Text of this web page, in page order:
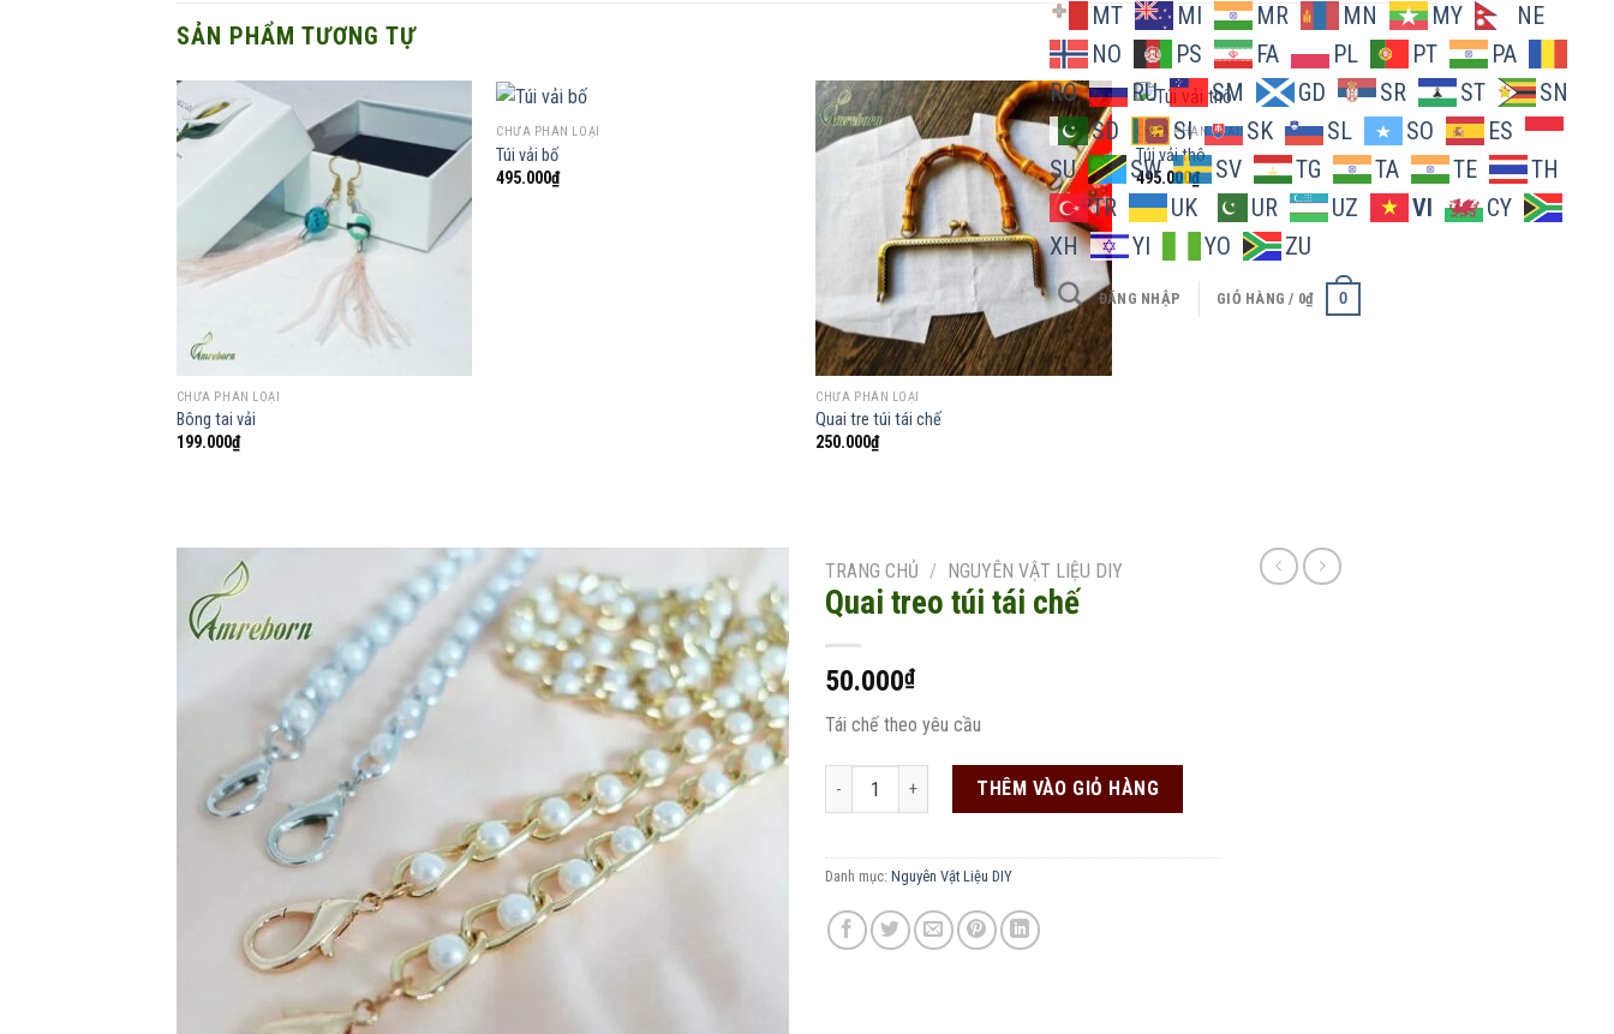
MT
MI MR MN MY
NE
NO
PS FA PL PT
PA
RO
RU SM GD SR ST
SN
SD
SI SK SL SO
ES
SU
SW SV TG TA TE
TH
TR
UK UR UZ VI
CY
XH
YI YO ZU
ĐĂNG NHẬP GIỎ HÀNG / 0₫ 0
SẢN PHẨM TƯƠNG TỰ
wishlist
CHƯA PHÂN LOẠI
Bông tai vải
199.000₫
CHƯA PHÂN LOẠI
Túi vải bố
495.000₫
Add to
wishlist
CHƯA PHÂN LOẠI
Quai tre túi tái chế
250.000₫
Add to
wishlist
CHƯA PHÂN LOẠI
Túi vải thô
495.000₫
Add to
wishlist
TRANG CHỦ / NGUYÊN VẬT LIỆU DIY
Quai treo túi tái chế
50.000₫
Tái chế theo yêu cầu
Quai treo túi tái chế số lượngTHÊM VÀO GIỎ HÀNG
Danh mục: Nguyên Vật Liệu DIY